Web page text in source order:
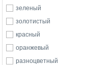
зеленый
золотистый
красный
оранжевый
разноцветный